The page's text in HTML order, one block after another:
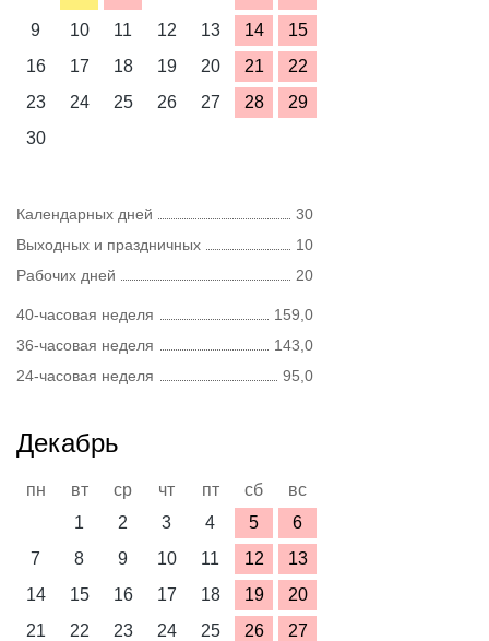
9
10 11 12 13 14
15
16
17 18 19 20 21
22
23
24 25 26 27 28
29
30
Календарных дней
30
Выходных и праздничных
10
Рабочих дней
20
40-часовая неделя
159,0
36-часовая неделя
143,0
24-часовая неделя
95,0
Декабрь
пн вт ср чт пт сб
вс
1
2 3 4 5
6
7
8 9 10 11 12
13
14
15 16 17 18 19
20
21
22 23 24 25 26
27